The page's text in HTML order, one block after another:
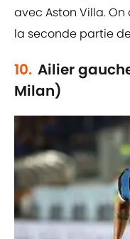
avec Aston Villa.
la seconde partie
10. Ailier
Milan)